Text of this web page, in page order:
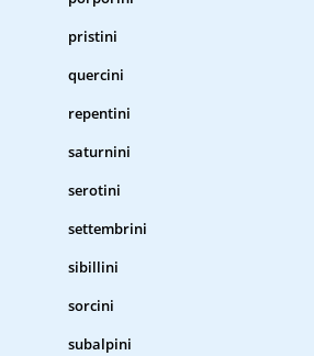
pristini
quercini
repentini
saturnini
serotini
settembrini
sibillini
sorcini
subalpini